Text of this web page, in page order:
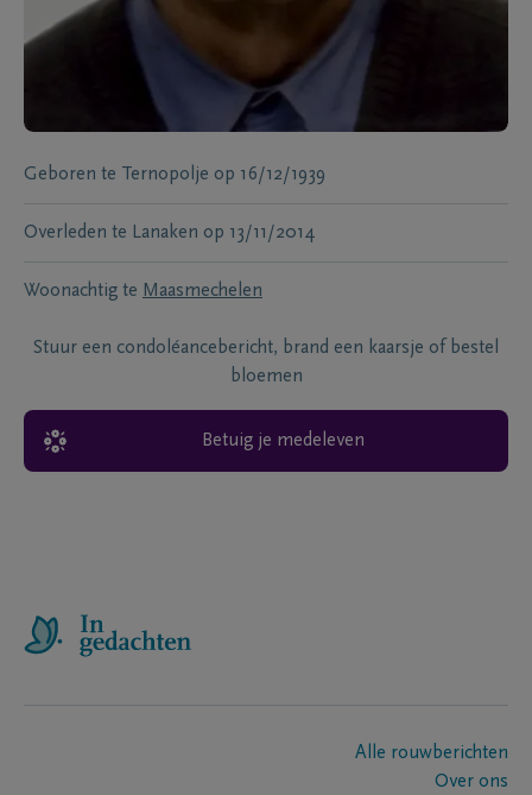
Geboren te Ternopolje op 16/12/1939
Overleden te Lanaken op 13/11/2014
Woonachtig te Maasmechelen
Stuur een condoléancebericht, brand een kaarsje of bestel
bloemen
Betuig je medeleven
Alle rouwberichten
Over ons